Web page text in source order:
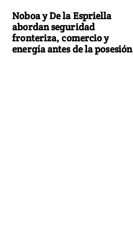
Noboa y De la Espriella
abordan seguridad
fronteriza, comercio y
energía antes de la posesión